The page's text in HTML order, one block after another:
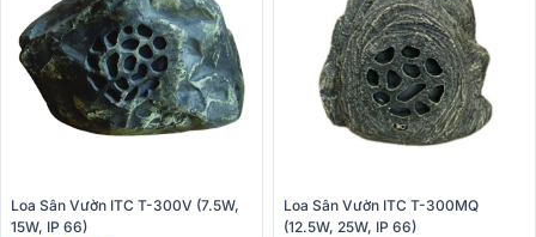
Loa Sân Vườn ITC T-300V (7.5W,
15W, IP 66)
Loa Sân Vườn ITC T-300MQ
(12.5W, 25W, IP 66)